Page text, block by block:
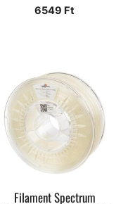
6549 Ft
Filament Spectrum